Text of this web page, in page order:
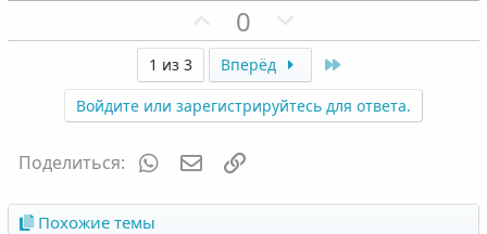
П
о
з
и
т
и
в
н
0
е
а
т
н
1 из 3 Вперёд
Войдите или зарегистрируйтесь для ответа.
Поделиться: WhatsAppЭлектронная почта
Похожие темы